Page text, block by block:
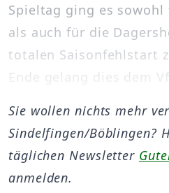
Spieltag ging es
als auch für die
totalen Saisonfehlstart
Ende gelang dies dem
Sie wollen nichts mehr
Sindelfingen/Böblingen?
täglichen Newsletter
anmelden.